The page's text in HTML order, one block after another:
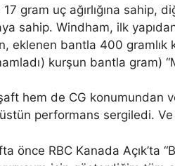
17 gram uç ağırlığına
sahip. Windham, ilk
eklenen bantla 400 gramlık
kurşun bantla gram)
hem de CG konumundan
performans sergiledi.
önce RBC Kanada Açık’ta